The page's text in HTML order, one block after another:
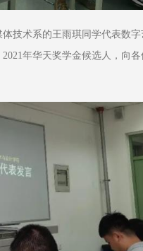
技术系的王雨琪同学代表数
年华天奖学金候选人，向